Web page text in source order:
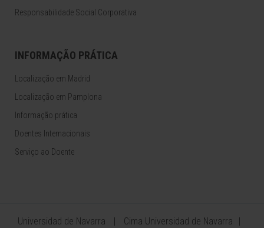
Responsabilidade Social Corporativa
INFORMAÇÃO PRÁTICA
Localização em Madrid
Localização em Pamplona
Informação prática
Doentes Internacionais
Serviço ao Doente
Universidad de Navarra
Cima Universidad de Navarra